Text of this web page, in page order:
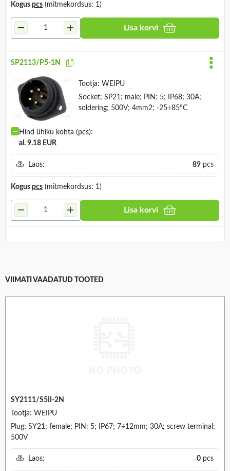
Kogus pcs (mitmekordsus: 1)
Lisa korvi
SP2113/P5-1N
Tootja: WEIPU
Socket; SP21; male; PIN: 5; IP68; 30A;
soldering; 500V; 4mm2; -25÷85°C
Hind ühiku kohta (pcs):
al. 9.18 EUR
Laos: 89 pcs
Kogus pcs (mitmekordsus: 1)
Lisa korvi
VIIMATI VAADATUD TOOTED
SY2111/S5II-2N
Tootja: WEIPU
Plug; SY21; female; PIN: 5; IP67; 7÷12mm; 30A; screw terminal;
500V
Laos: 0 pcs